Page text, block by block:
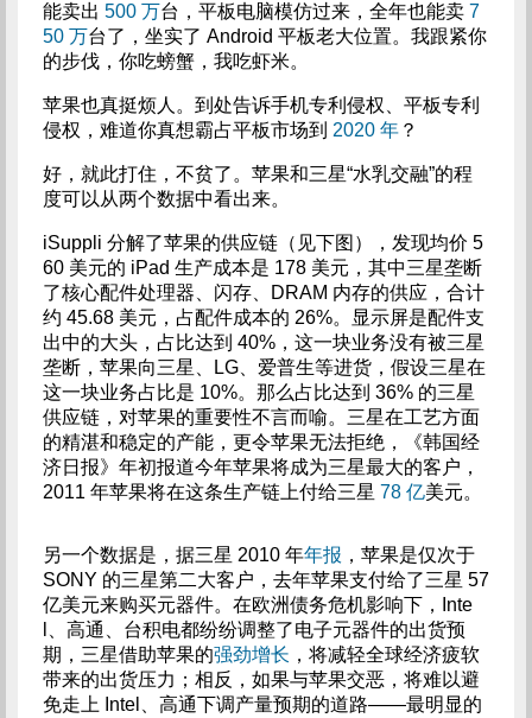
能卖出 500 万台，平板电脑模仿过来，全年也能卖 7
50 万台了，坐实了 Android 平板老大位置。我跟紧你
的步伐，你吃螃蟹，我吃虾米。
苹果也真挺烦人。到处告诉手机专利侵权、平板专利
侵权，难道你真想霸占平板市场到 2020 年？
好，就此打住，不贫了。苹果和三星“水乳交融”的程
度可以从两个数据中看出来。
iSuppli 分解了苹果的供应链（见下图），发现均价 5
60 美元的 iPad 生产成本是 178 美元，其中三星垄断
了核心配件处理器、闪存、DRAM 内存的供应，合计
约 45.68 美元，占配件成本的 26%。显示屏是配件支
出中的大头，占比达到 40%，这一块业务没有被三星
垄断，苹果向三星、LG、爱普生等进货，假设三星在
这一块业务占比是 10%。那么占比达到 36% 的三星
供应链，对苹果的重要性不言而喻。三星在工艺方面
的精湛和稳定的产能，更令苹果无法拒绝，《韩国经
济日报》年初报道今年苹果将成为三星最大的客户，
2011 年苹果将在这条生产链上付给三星 78 亿美元。
另一个数据是，据三星 2010 年年报 ，苹果是仅次于
SONY 的三星第二大客户，去年苹果支付给了三星 57
亿美元来购买元器件。在欧洲债务危机影响下，Inte
l、高通、台积电都纷纷调整了电子元器件的出货预
期，三星借助苹果的强劲增长 ，将减轻全球经济疲软
带来的出货压力；相反，如果与苹果交恶，将难以避
免走上 Intel、高通下调产量预期的道路——最明显的